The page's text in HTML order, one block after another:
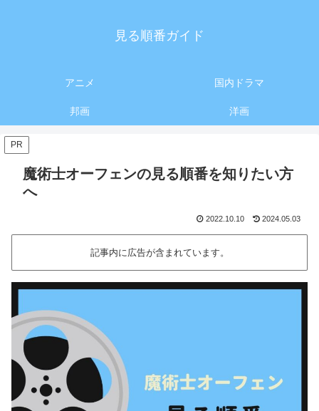
見る順番ガイド
アニメ 国内ドラマ
邦画 洋画
PR
魔術士オーフェンの見る順番を知りたい方
へ
2022.10.10 2024.05.03
記事内に広告が含まれています。